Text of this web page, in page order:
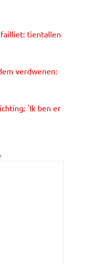
tientallen
verdwenen:
'Ik ben er